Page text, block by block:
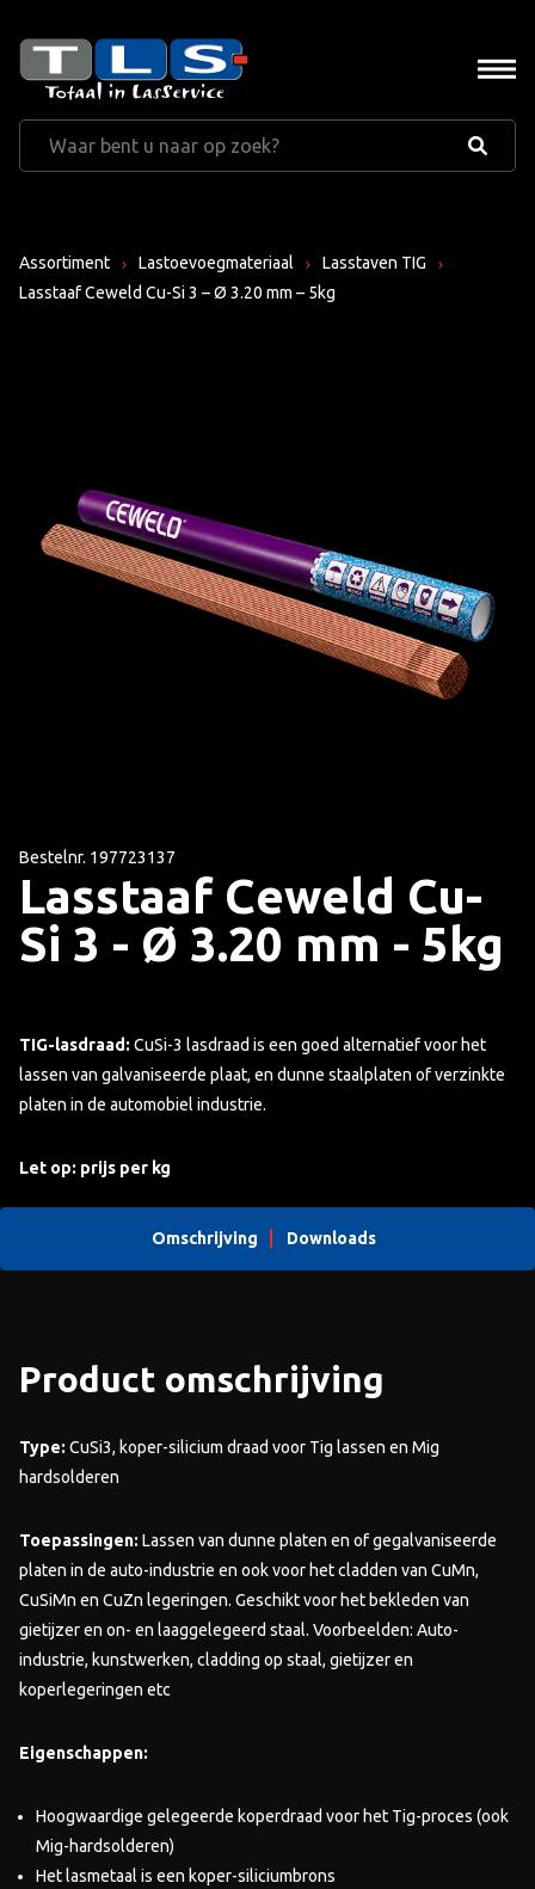
Assortiment Lastoevoegmateriaal
Lasstaven TIG
Lasstaaf Ceweld Cu-Si 3 – Ø 3.20 mm – 5kg
Bestelnr. 197723137
Lasstaaf Ceweld Cu-
Si 3 - Ø 3.20 mm - 5kg
TIG-lasdraad: CuSi-3 lasdraad is een goed alternatief voor het
lassen van galvaniseerde plaat, en dunne staalplaten of verzinkte
platen in de automobiel industrie.
Let op: prijs per kg
Omschrijving Downloads
Product omschrijving
Type: CuSi3, koper-silicium draad voor Tig lassen en Mig
hardsolderen
Toepassingen: Lassen van dunne platen en of gegalvaniseerde
platen in de auto-industrie en ook voor het cladden van CuMn,
CuSiMn en CuZn legeringen. Geschikt voor het bekleden van
gietijzer en on- en laaggelegeerd staal. Voorbeelden: Auto-
industrie, kunstwerken, cladding op staal, gietijzer en
koperlegeringen etc
Eigenschappen:
Hoogwaardige gelegeerde koperdraad voor het Tig-proces (ook
Mig-hardsolderen)
Het lasmetaal is een koper-siliciumbrons